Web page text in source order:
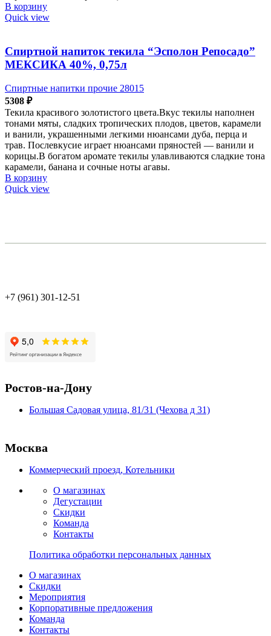
В корзину
Quick view
Спиртной напиток текила “Эсполон Репосадо”
МЕКСИКА 40%, 0,75л
Спиртные напитки прочие 28015
5308 ₽
Текила красивого золотистого цвета.Вкус текилы наполнен
тонами мяты, сладких тропических плодов, цветов, карамели
и ванили, украшенными легкими нюансами дуба, перца и
трав. Послевкусие играет нюансами пряностей — ванили и
корицы.В богатом аромате текилы улавливаются сладкие тона
карамели, банана и сочные ноты агавы.
В корзину
Quick view
+7 (961) 301-12-51
Ростов-на-Дону
Большая Садовая улица, 81/31 (Чехова д 31)
Москва
Коммерческий проезд, Котельники
О магазинах
Дегустации
Скидки
Команда
Контакты
Политика обработки персональных данных
О магазинах
Скидки
Мероприятия
Корпоративные предложения
Команда
Контакты